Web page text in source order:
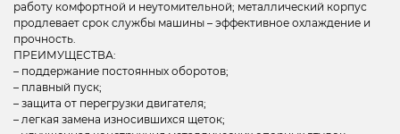
работу комфортной и неутомительной; металлический корпус
продлевает срок службы машины – эффективное охлаждение и
прочность.
ПРЕИМУЩЕСТВА:
– поддержание постоянных оборотов;
– плавный пуск;
– защита от перегрузки двигателя;
– легкая замена износившихся щеток;